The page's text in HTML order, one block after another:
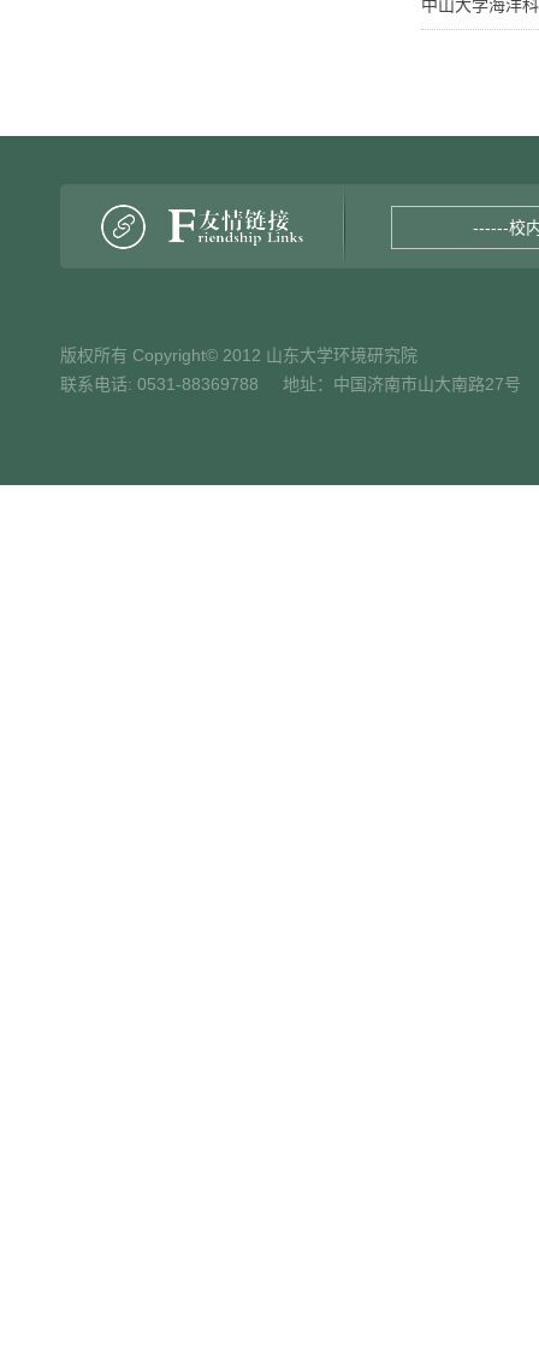
中山大学海洋
------校
版权所有 Copyright© 2012 山东大学环境研究院
联系电话: 0531-88369788 地址：中国济南市山大南路27号